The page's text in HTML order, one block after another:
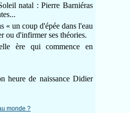
natal : Pierre Barniéras
« un coup d'épée dans l'eau
ou d'infirmer ses théories.
ère qui commence en
heure de naissance Didier